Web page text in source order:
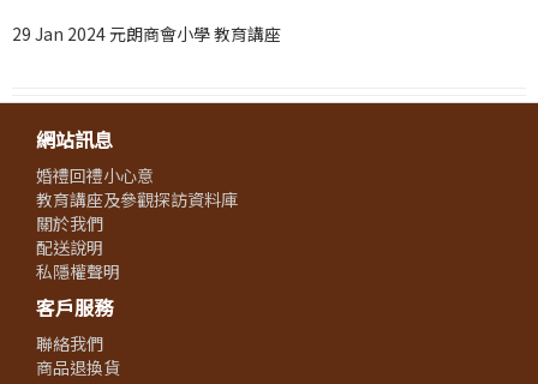
29 Jan 2024 元朗商會小學 教育講座
網站訊息
婚禮回禮小心意
教育講座及參觀探訪資料庫
關於我們
配送說明
私隱權聲明
客戶服務
聯絡我們
商品退換貨